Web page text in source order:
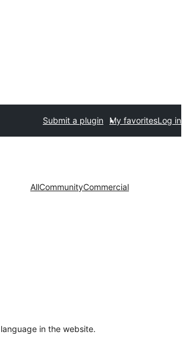
Submit a plugin My favoritesLog in
AllCommunityCommercial
in the website.